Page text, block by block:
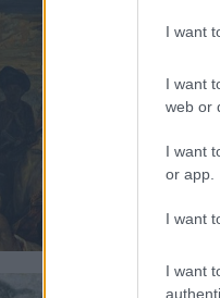
I want
I want
web or
I want
or app.
I want
I want